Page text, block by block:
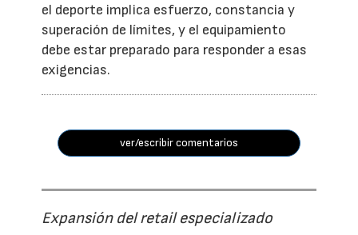
el deporte implica esfuerzo, constancia y
superación de límites, y el equipamiento
debe estar preparado para responder a esas
exigencias.
ver/escribir comentarios
Expansión del retail especializado